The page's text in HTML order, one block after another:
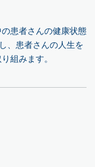
患者さんの健康状態
、患者さんの人生を
組みます。